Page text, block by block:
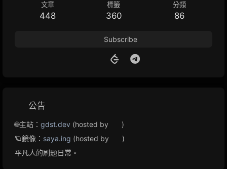
文章
448
標籤
360
分類
86
Subscribe
公告
🌐主站： gdst.dev (hosted by
)
🪐鏡像： saya.ing (hosted by
)
平凡人的刷題日常。